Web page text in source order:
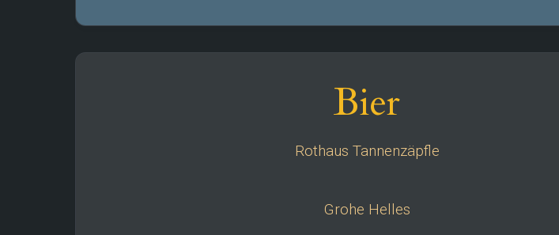
Bier
Rothaus Tannenzäpfle
Grohe Helles